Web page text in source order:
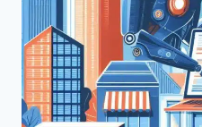
COMPROVADAS
PARA
SUCESSO